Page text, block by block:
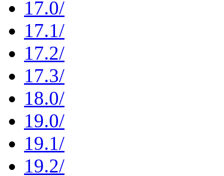
17.0/
17.1/
17.2/
17.3/
18.0/
19.0/
19.1/
19.2/